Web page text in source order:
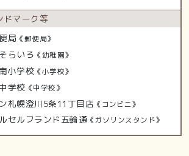
ドマーク等
局 《郵便局》
らいろ 《幼稚園》
小学校 《小学校》
学校 《中学校》
札幌澄川5条11丁目店 《コンビニ》
セルフランド五輪通 《ガソリンスタンド》